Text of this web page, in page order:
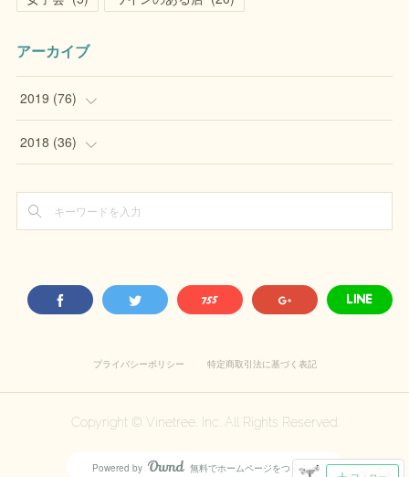
アーカイブ
2019 (76)
(1)
(18)
( )
2018 (36)
(17)
(3)
プライバシーポリシー 特定商取引法に基づく表記
Copyright © Vinetree, Inc. All Rights Reserved.
Powered by 無料でホームページをつくろう